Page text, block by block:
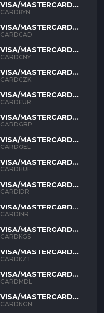
VISA/MASTERCARD
BYN
CARDBYN
VISA/MASTERCARD
CAD
CARDCAD
VISA/MASTERCARD
CNY
CARDCNY
VISA/MASTERCARD
CZK
CARDCZK
VISA/MASTERCARD
EUR
CARDEUR
VISA/MASTERCARD
GBP
CARDGBP
VISA/MASTERCARD
GEL
CARDGEL
VISA/MASTERCARD
HUF
CARDHUF
VISA/MASTERCARD
IDR
CARDIDR
VISA/MASTERCARD
INR
CARDINR
VISA/MASTERCARD
KGS
CARDKGS
VISA/MASTERCARD
KZT
CARDKZT
VISA/MASTERCARD
MDL
CARDMDL
VISA/MASTERCARD
NGN
CARDNGN